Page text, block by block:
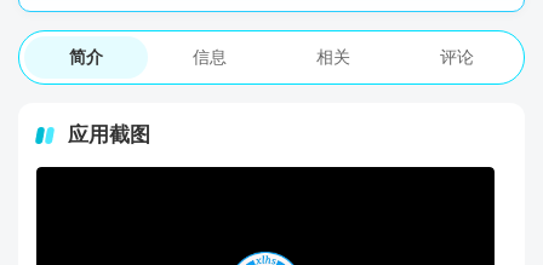
简介 信息 相关 评论
应用截图